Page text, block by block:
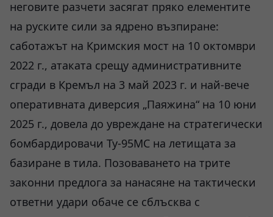
неговите разчети засягат пряко елементите
на руските сили за ядрено възпиране:
саботажът на Кримския мост на 10 октомври
2022 г., атаката срещу административните
сгради в Кремъл на 3 май 2023 г. и най-вече
оперативната диверсия „Паяжина“ на 10 юни
2025 г., довела до увреждане на стратегически
бомбардировачи Ту-95МС на летищата за
базиране в тила. Позоваването на трите
законни предлога за нанасяне на тактически
ответни удари обаче се сблъсква с